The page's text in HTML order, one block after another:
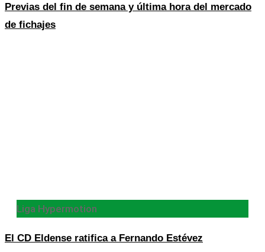
Previas del fin de semana y última hora del mercado
de fichajes
Liga Hypermotion
El CD Eldense ratifica a Fernando Estévez